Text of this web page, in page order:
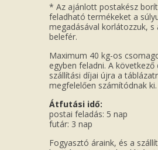
* Az ajánlott postakész
feladható termékeket a
megadásával korlátozzuk, s
belefér.
Maximum 40 kg-os
egyben feladni. A következő
szállítási díjai újra a
megfelelően számítódnak ki.
Átfutási idő:
postai feladás: 5 nap
futár: 3 nap
Fogyasztó áraink, és a